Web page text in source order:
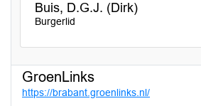
Buis, D.G.J. (Dirk)
Burgerlid
GroenLinks
https://brabant.groenlinks.nl/